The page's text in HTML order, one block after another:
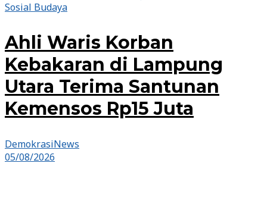
Sosial Budaya
Ahli Waris Korban
Kebakaran di Lampung
Utara Terima Santunan
Kemensos Rp15 Juta
DemokrasiNews
05/08/2026